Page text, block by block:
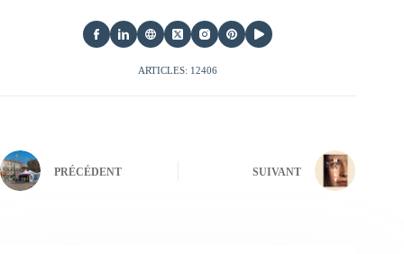
ARTICLES: 12406
PRÉCÉDENT SUIVANT